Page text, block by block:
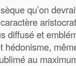
qu’on
diffusé et
hédonisme,
au